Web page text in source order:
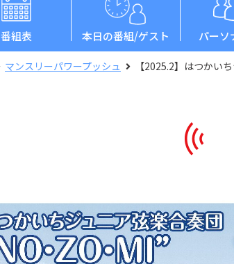
番組表 本日の番組/ゲスト パーソ
マンスリーパワープッシュ 【2025.2】はつかい